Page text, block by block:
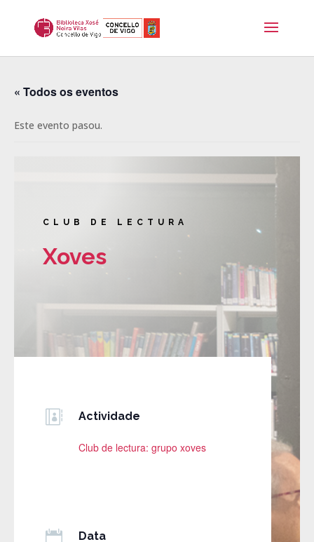
« Todos os eventos
Este evento pasou.
CLUB DE LECTURA
Xoves
 Actividade
Club de lectura: grupo xoves
 Data